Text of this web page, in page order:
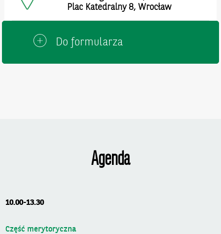
Plac Katedralny 8, Wrocław
Do formularza
Agenda
10.00-13.30
Część merytoryczna